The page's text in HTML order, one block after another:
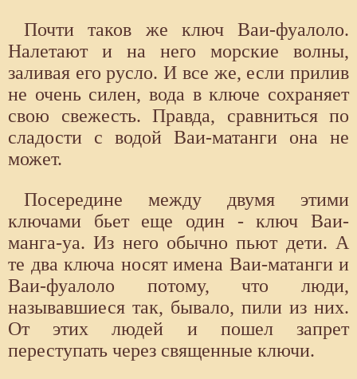
Почти таков же ключ Ваи-фуалоло.
Налетают и на него морские волны,
заливая его русло. И все же, если прилив
не очень силен, вода в ключе сохраняет
свою свежесть. Правда, сравниться по
сладости с водой Ваи-матанги она не
может.
Посередине между двумя этими
ключами бьет еще один - ключ Ваи-
манга-уа. Из него обычно пьют дети. А
те два ключа носят имена Ваи-матанги и
Ваи-фуалоло потому, что люди,
называвшиеся так, бывало, пили из них.
От этих людей и пошел запрет
переступать через священные ключи.